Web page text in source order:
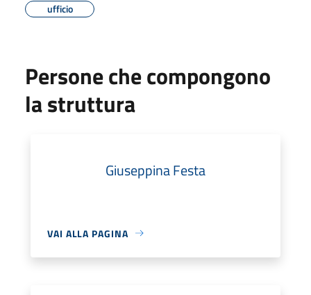
ufficio
Persone che compongono
la struttura
Giuseppina Festa
VAI ALLA PAGINA